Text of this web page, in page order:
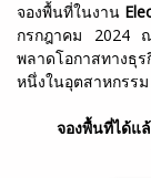
จองพื้นที่ในงาน
กรกฎาคม 2024
พลาดโอกาสทาง
หนึ่งในอุตสาหกรร
จองพื้นที่ได้แ